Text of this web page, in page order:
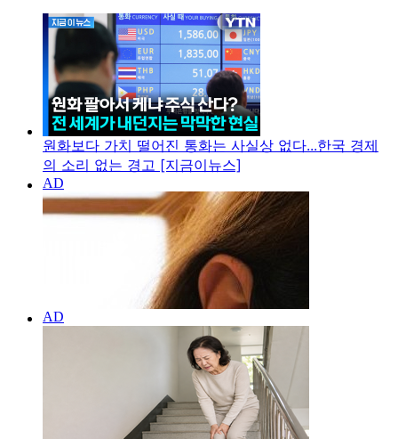
원화보다 가치 떨어진 통화는 사실상 없다...한국 경제
의 소리 없는 경고 [지금이뉴스]